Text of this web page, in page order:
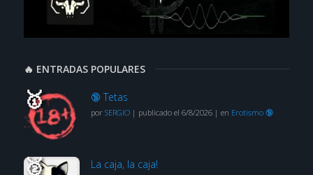
🔥 ENTRADAS POPULARES
🔞 Tetas
por SERGIO| publicado el 6/8/2026| en Erotismo 🔞
La caja, la caja!